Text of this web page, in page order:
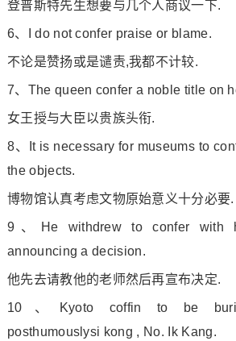
登普斯特先生想要与几个人商议一下.
6、I do not confer praise or blame.
不论是赞扬或是谴责,我都不计较.
7、The queen confer a noble title on
女王授与大臣以贵族头衔.
8、It is necessary for museums to co
the objects.
博物馆认真考虑文物原始意义十分必要.
9、He withdrew to confer with
announcing a decision.
他先去请教他的老师然后再宣布决定.
10、Kyoto coffin to be
posthumouslysi kong , No. Ik Kang.